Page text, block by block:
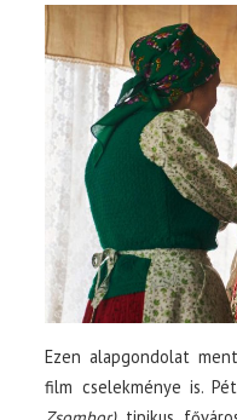
Ezen alapgondolat
film cselekménye is.